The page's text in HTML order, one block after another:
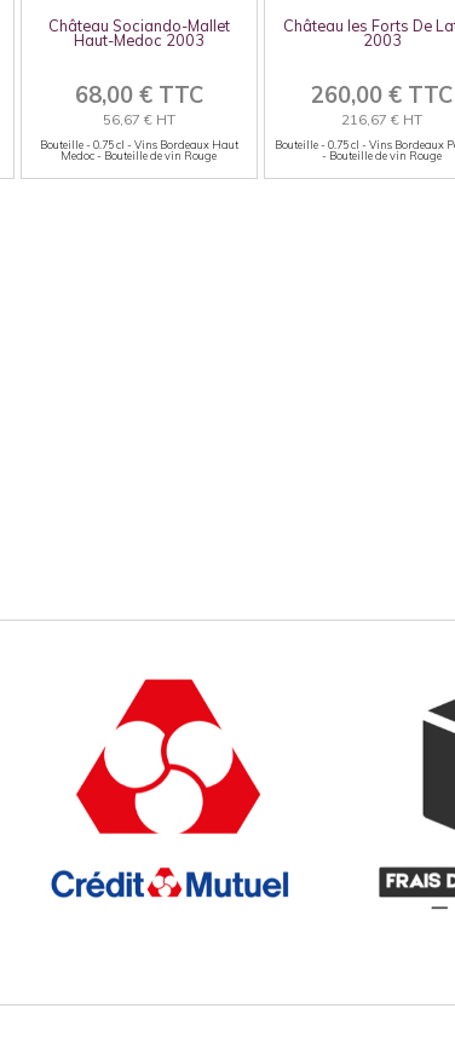
Château Sociando-Mallet
Haut-Medoc 2003
68,00 € TTC
56,67 € HT
Bouteille - 0.75 cl - Vins Bordeaux Haut
Medoc - Bouteille de vin Rouge
Château les Forts De
2003
260,00 € TTC
216,67 € HT
Bouteille - 0.75 cl - Vins Bordeaux
- Bouteille de vin Rouge